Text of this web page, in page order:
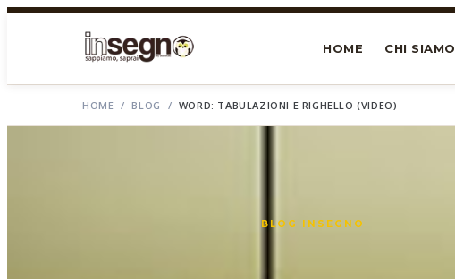
HOME CHI SIAMO
HOME / BLOG / WORD: TABULAZIONI E RIGHELLO (VIDEO)
BLOG INSEGNO